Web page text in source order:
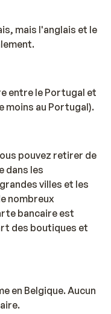
mais l'anglais et le
entre le Portugal et
moins au Portugal).
pouvez retirer de
dans les
villes et les
nombreux
bancaire est
des boutiques et
en Belgique. Aucun